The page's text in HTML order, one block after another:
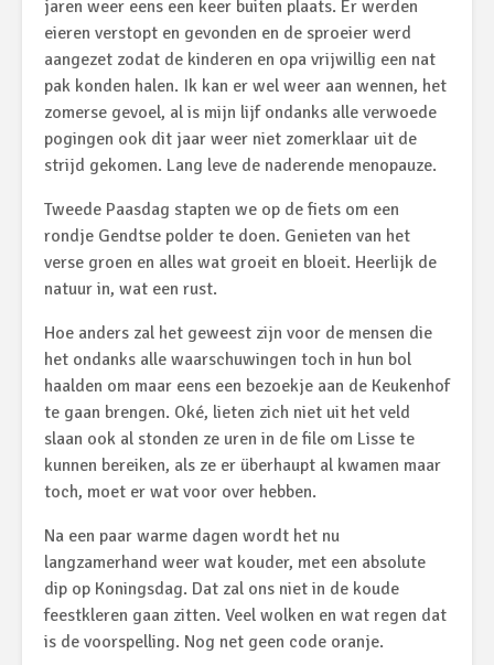
jaren weer eens een keer buiten plaats. Er werden
eieren verstopt en gevonden en de sproeier werd
aangezet zodat de kinderen en opa vrijwillig een nat
pak konden halen. Ik kan er wel weer aan wennen, het
zomerse gevoel, al is mijn lijf ondanks alle verwoede
pogingen ook dit jaar weer niet zomerklaar uit de
strijd gekomen. Lang leve de naderende menopauze.
Tweede Paasdag stapten we op de fiets om een
rondje Gendtse polder te doen. Genieten van het
verse groen en alles wat groeit en bloeit. Heerlijk de
natuur in, wat een rust.
Hoe anders zal het geweest zijn voor de mensen die
het ondanks alle waarschuwingen toch in hun bol
haalden om maar eens een bezoekje aan de Keukenhof
te gaan brengen. Oké, lieten zich niet uit het veld
slaan ook al stonden ze uren in de file om Lisse te
kunnen bereiken, als ze er überhaupt al kwamen maar
toch, moet er wat voor over hebben.
Na een paar warme dagen wordt het nu
langzamerhand weer wat kouder, met een absolute
dip op Koningsdag. Dat zal ons niet in de koude
feestkleren gaan zitten. Veel wolken en wat regen dat
is de voorspelling. Nog net geen code oranje.